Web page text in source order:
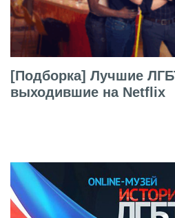
[Подборка] Лучшие
выходившие на Netflix